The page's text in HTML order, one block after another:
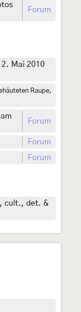
Forum
Mai 2010
Raupe,
Forum
Forum
Forum
cult., det. &